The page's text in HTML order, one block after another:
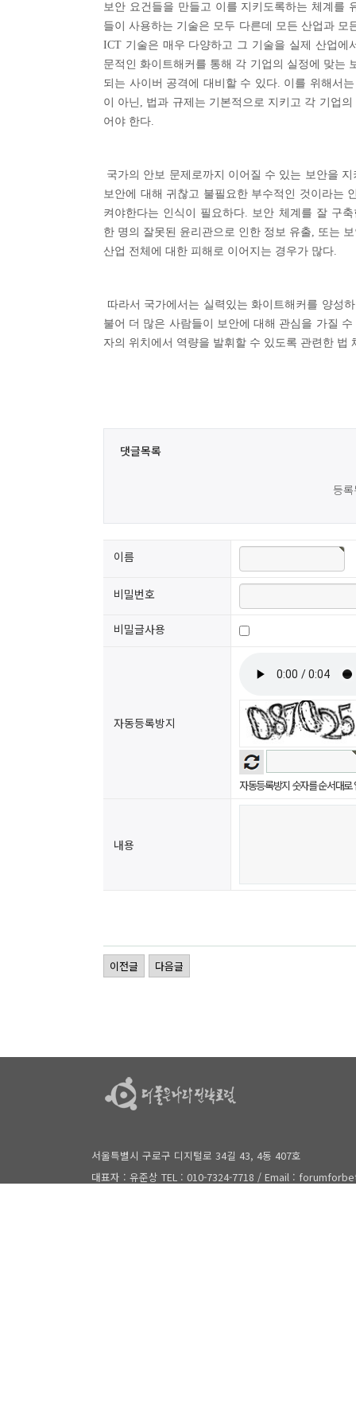
보안 요건들을 만들고 이를 지키도록하는 체계를
들이 사용하는 기술은 모두 다른데 모든 산업과
ICT 기술은 매우 다양하고 그 기술을 실제 산업
문적인 화이트해커를 통해 각 기업의 실정에 맞는
되는 사이버 공격에 대비할 수 있다. 이를 위해서
이 아닌, 법과 규제는 기본적으로 지키고 각 기업
어야 한다.
국가의 안보 문제로까지 이어질 수 있는 보안을
보안에 대해 귀찮고 불필요한 부수적인 것이라는
켜야한다는 인식이 필요하다. 보안 체계를 잘 구
한 명의 잘못된 윤리관으로 인한 정보 유출, 또는
산업 전체에 대한 피해로 이어지는 경우가 많다.
따라서 국가에서는 실력있는 화이트해커를 양성
불어 더 많은 사람들이 보안에 대해 관심을 가질
자의 위치에서 역량을 발휘할 수 있도록 관련한 법
댓글목록
등
이름
비밀번호
비밀글사용
자동등록방지
자동등록방지 숫자를 순서대로
내용
이전글 다음글
서울특별시 구로구 디지털로 34길 43, 4동 407호
대표자 : 유준상 TEL : 010-7324-7718 / Email :